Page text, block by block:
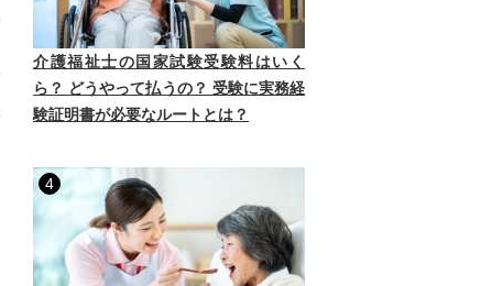
介護福祉士の国家試験受験料はいく
ら？ どうやって払うの？ 受験に実務経
験証明書が必要なルートとは？
4